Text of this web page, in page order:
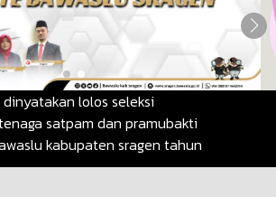
LOLOS dan DITERIMA
Satpam dan Pramubakti Tahun
lolos seleksi
satpam dan pramubakti
kabupaten sragen tahun